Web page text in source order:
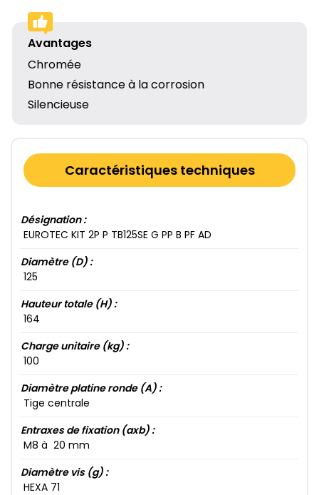
Avantages
Chromée
Bonne résistance à la corrosion
Silencieuse
Caractéristiques techniques
Désignation :
EUROTEC KIT 2​P P TB125​SE G PP B PF AD
Diamètre (D) :
125​
Hauteur totale (H) :
164​
Charge unitaire (kg) :
100​
Diamètre platine ronde (A) :
Tige centrale
Entraxes de fixation (axb) :
M8​ à 20​ mm
Diamètre vis (g) :
HEXA 71​